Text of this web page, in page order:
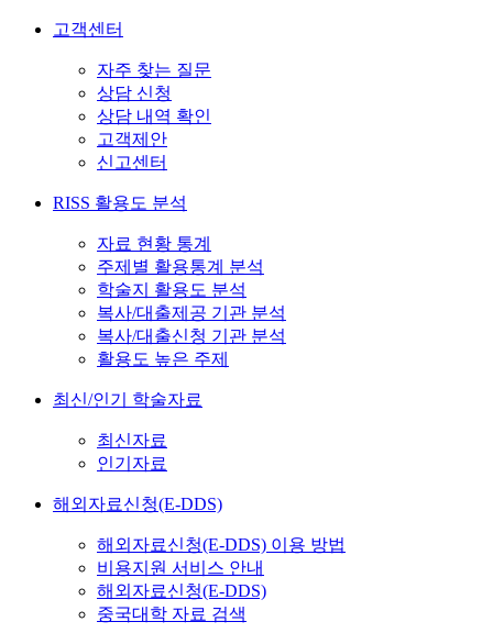
고객센터
자주 찾는 질문
상담 신청
상담 내역 확인
고객제안
신고센터
RISS 활용도 분석
자료 현황 통계
주제별 활용통계 분석
학술지 활용도 분석
복사/대출제공 기관 분석
복사/대출신청 기관 분석
활용도 높은 주제
최신/인기 학술자료
최신자료
인기자료
해외자료신청(E-DDS)
해외자료신청(E-DDS) 이용 방법
비용지원 서비스 안내
해외자료신청(E-DDS)
중국대학 자료 검색